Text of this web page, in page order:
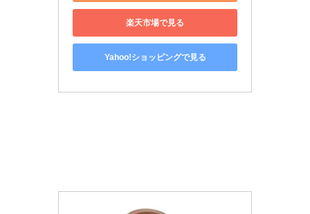
楽天市場で見る
Yahoo!ショッピングで見る